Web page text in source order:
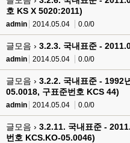
호 KS X 5020:2011)
admin 2014.05.04 0.0/0
글모음 › 3.2.3. 국내표준 -
admin 2014.05.04 0.0/0
글모음 › 3.2.2. 국내표준 - 1992
05.0018, 구표준번호 KCS 44)
admin 2014.05.04 0.0/0
글모음 › 3.2.11. 국내표준 -
번호 KCS.KO-05.0046)